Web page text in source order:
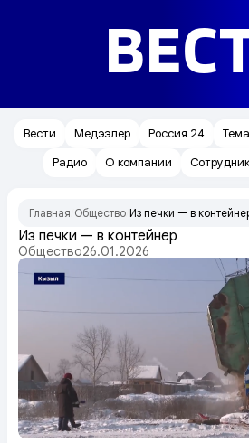
Вести Медээлер Россия 24
Радио
О компании
Главная Общество Из печки — в
Из печки — в контейнер
Общество26.01.2026